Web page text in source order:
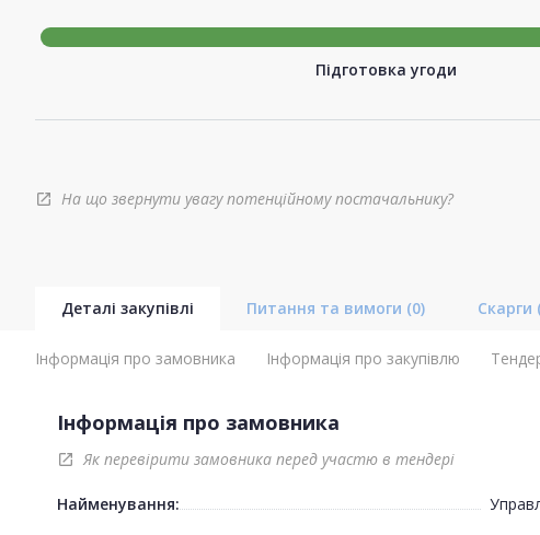
Підготовка угоди
open_in_new На що звернути увагу потенційному постачальнику?
Деталі закупівлі Питання та вимоги (0) Скарги
Інформація про замовника Інформація про закупівлю
Інформація про замовника
open_in_new Як перевірити замовника перед участю в тендері
Найменування: